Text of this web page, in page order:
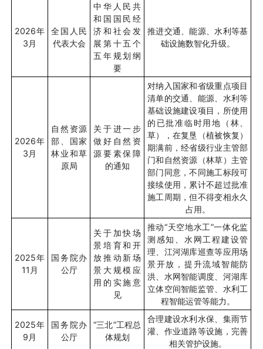
2026年
3 月
全国人民
代表大会
中华人民共
和国国民经
济和社会发
展第十五个
五年规划纲
要
推进交通、能源、水利等基
础设施数智化升级。
2026年
3 月
自然资源
部、国家
林业和草
原局
关于进一步
做好自然资
源要素保障
的通知
对纳入国家和省级重点项目
清单的交通、能源、水利等
基础设施建设项目，所使用
的已批准临时用地（林、
草），在复垦（植被恢复）
期满前，经省级行业主管部
门和自然资源（林草）主管
部门同意，不同施工标段可
接续使用，累计不超过批准
施工周期，但不得变相永久
占用。
2025年
11 月
国务院办
公厅
关于加快场
景培育和开
放推动新场
景大规模应
用的实施意
见
推动“天空地水工”一体化监
测感知、水网工程建设管
理、江河湖库巡查等应用场
景开放，提升流域智能防
洪、水网智能调度、河湖库
立体空间智能监管、水利工
程智能运管等能力。
2025年
9 月
国务院办
公厅
“三北”工程总
体规划
合理建设水利水保、集雨节
灌、作业道路等设施，完善
相关管护设施。